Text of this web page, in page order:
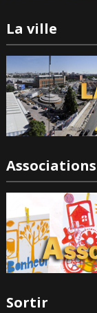
La ville
Associations
Sortir